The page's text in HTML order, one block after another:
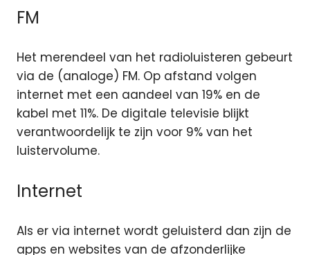
FM
Het merendeel van het radioluisteren gebeurt
via de (analoge) FM. Op afstand volgen
internet met een aandeel van 19% en de
kabel met 11%. De digitale televisie blijkt
verantwoordelijk te zijn voor 9% van het
luistervolume.
Internet
Als er via internet wordt geluisterd dan zijn de
apps en websites van de afzonderlijke